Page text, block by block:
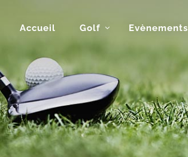
Accueil Golf Evènements